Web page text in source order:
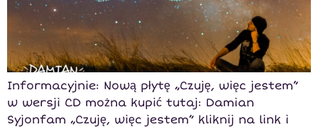
Informacyjnie: Nową płytę „Czuję, więc jestem”
w wersji CD można kupić tutaj: Damian
Syjonfam „Czuję, więc jestem” kliknij na link i